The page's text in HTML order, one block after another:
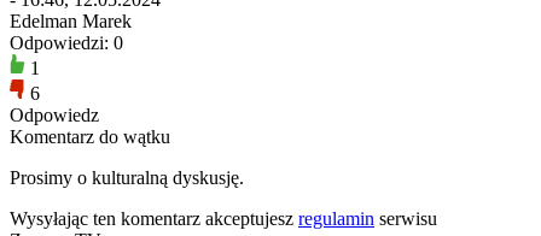
Edelman Marek
Odpowiedzi: 0
1
6
Odpowiedz
Komentarz do wątku
Prosimy o kulturalną dyskusję.
Wysyłając ten komentarz akceptujesz regulamin serwisu